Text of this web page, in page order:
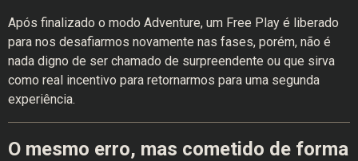
Após finalizado o modo Adventure, um Free Play é liberado
para nos desafiarmos novamente nas fases, porém, não é
nada digno de ser chamado de surpreendente ou que sirva
como real incentivo para retornarmos para uma segunda
experiência.
O mesmo erro, mas cometido de forma